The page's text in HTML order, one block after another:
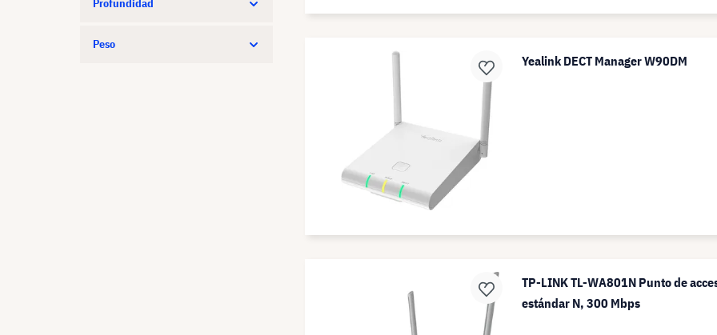
Profundidad
Peso
Yealink DECT Manager W90DM
TP-LINK TL-WA801N Punto de
estándar N, 300 Mbps